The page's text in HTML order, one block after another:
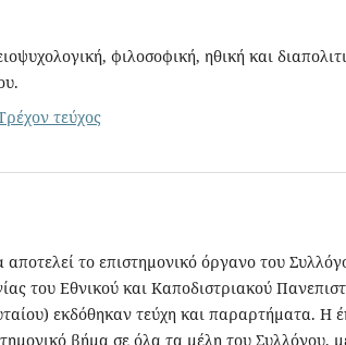
φιλοσοφική, ηθική και
τεύχος
αποτελεί το επιστημονικό όργανο του
του Εθνικού και Καποδιστριακού
εκδόθηκαν τεύχη και παραρτήματα. Η
βήμα σε όλα τα μέλη του Συλλόγου,